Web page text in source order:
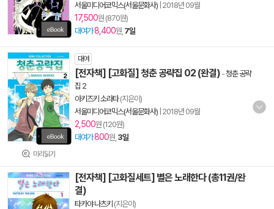
서울미디어코믹스(서울문화사) 2018년 09월
17,500원 (870원)
대여가8,400원, 7일
미리읽기
대여
[전자책] [고화질] 청춘 공략집 02 (완결) -청춘 공략
집 2
아키즈키 소라타(지은이)
서울미디어코믹스(서울문화사) 2018년 09월
2,500원 (120원)
대여가800원, 3일
[전자책] [고화질세트] 별은 노래한다 (총11권/완
결)
타카야 나츠키 (지은이)